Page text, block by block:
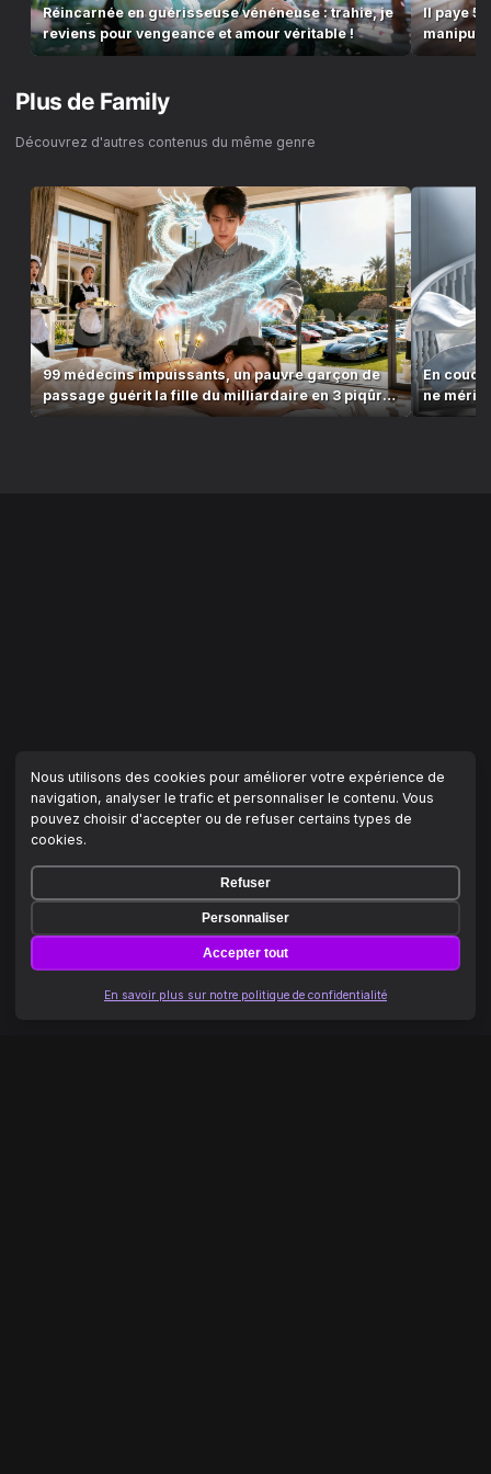
Réincarnée en guérisseuse vénéneuse : trahie, je
reviens pour vengeance et amour véritable !
Il paye
Plus de Family
Découvrez d'autres contenus du même genre
99 médecins impuissants, un pauvre garçon de
passage guérit la fille du milliardaire en 3 piqûres
!
En
ne
Nous utilisons des cookies pour améliorer votre expérience de
navigation, analyser le trafic et personnaliser le contenu. Vous
pouvez choisir d'accepter ou de refuser certains types de
cookies.
Refuser
Personnaliser
Accepter tout
En savoir plus sur notre politique de confidentialité